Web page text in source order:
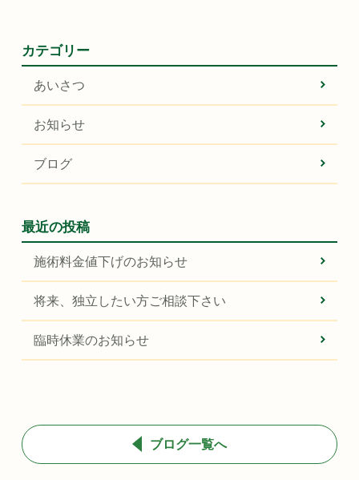
カテゴリー
あいさつ
お知らせ
ブログ
最近の投稿
施術料金値下げのお知らせ
将来、独立したい方ご相談下さい
臨時休業のお知らせ
ブログ一覧へ